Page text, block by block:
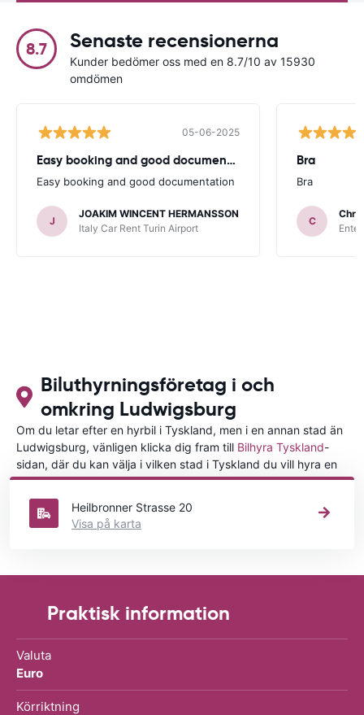
8.7 Senaste recensionerna
Kunder bedömer oss med en 8.7/10 av 15930
omdömen
05-06-2025
Easy booking and good documentation
Easy booking and good documentation
J
JOAKIM WINCENT HERMANSSON
Italy Car Rent Turin Airport
Bra
Bra
C
Biluthyrningsföretag i och
omkring Ludwigsburg
Om du letar efter en hyrbil i Tyskland, men i en annan stad än
Ludwigsburg, vänligen klicka dig fram till Bilhyra Tyskland-
sidan, där du kan välja i vilken stad i Tyskland du vill hyra en
bil.
Heilbronner Strasse 20
Visa på karta
Praktisk information
Valuta
Euro
Körriktning